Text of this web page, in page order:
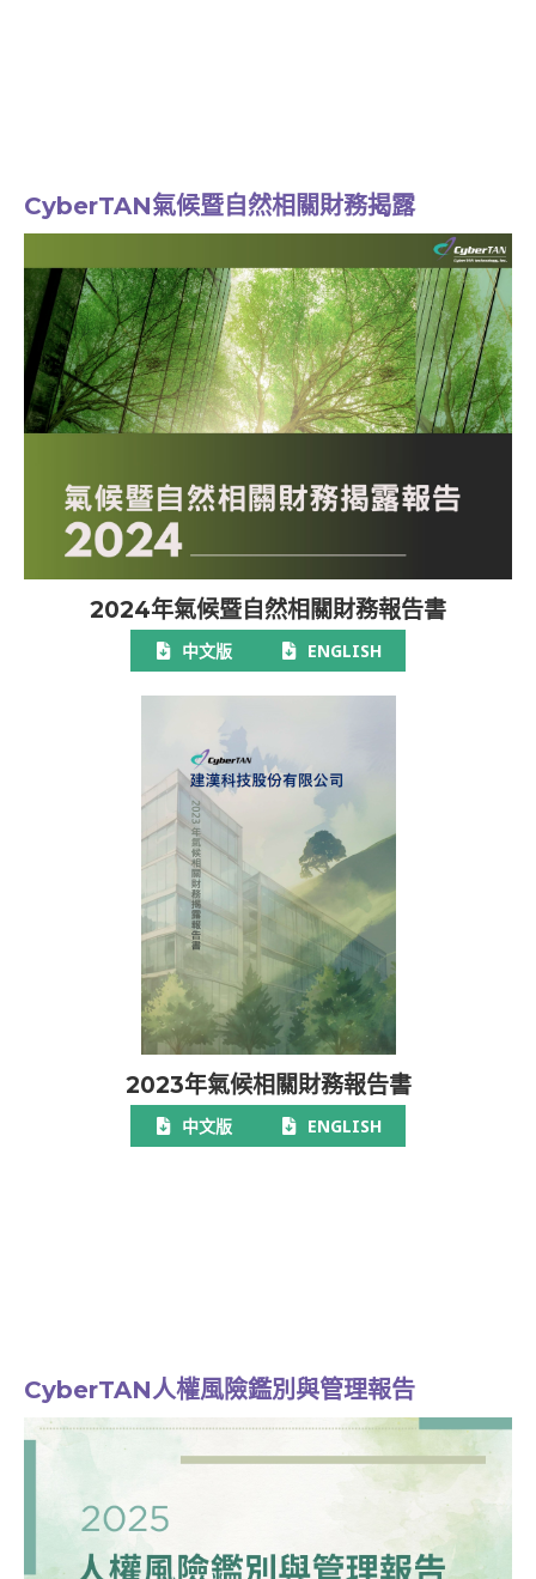
CyberTAN氣候暨自然相關財務揭露
2024年氣候暨自然相關財務報告書
中文版 ENGLISH
2023年氣候相關財務報告書
中文版 ENGLISH
CyberTAN人權風險鑑別與管理報告